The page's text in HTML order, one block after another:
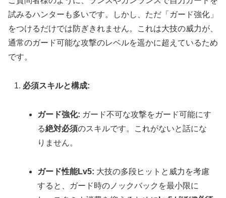
試みるハンターも多いです。しかし、ただ「ガード強化」
をつけるだけでは防ぎきれません。これは大技の威力が、
通常のガード可能な攻撃のレベルを遥かに超えているため
です。
必須スキルと構成:
ガード強化: ガード不可な攻撃をガード可能にす
る絶対必須のスキルです。これがないと話にな
りません。
ガード性能Lv5: 大技の多段ヒットと威力を考慮
すると、ガード時のノックバックを最小限に